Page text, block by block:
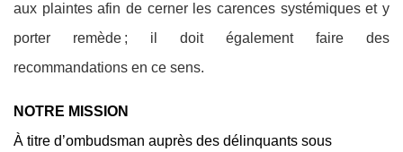
aux plaintes afin de cerner les carences systémiques et y
porter remède ; il doit également faire des
recommandations en ce sens.
NOTRE MISSION
À titre d’ombudsman auprès des délinquants sous